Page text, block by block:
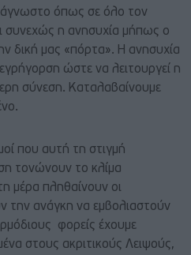
άγνωστο όπως σε όλο τον
συνεχώς η ανησυχία μήπως ο
δική μας «πόρτα». Η ανησυχία
ώστε να λειτουργεί η
σύνεση. Καταλαβαίνουμε
που αυτή τη στιγμή
τονώνουν το κλίμα
μέρα πληθαίνουν οι
την ανάγκη να εμβολιαστούν
φορείς έχουμε
στους ακριτικούς Λειψούς,